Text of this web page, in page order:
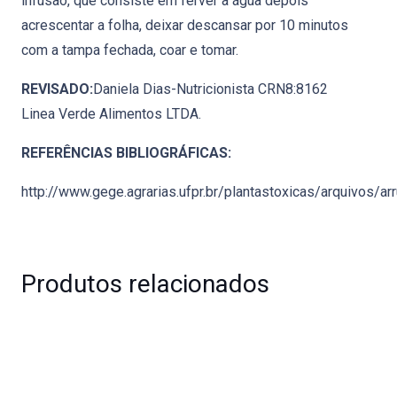
acrescentar a folha, deixar descansar por 10 minutos
com a tampa fechada, coar e tomar.
REVISADO:Daniela Dias-Nutricionista CRN8:8162
Linea Verde Alimentos LTDA.
REFERÊNCIAS BIBLIOGRÁFICAS:
http://www.gege.agrarias.ufpr.br/plantastoxicas/arquivos/
Produtos relacionados